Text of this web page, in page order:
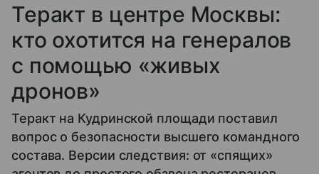
Теракт в центре Москвы:
кто охотится на генералов
с помощью «живых
дронов»
Теракт на Кудринской площади поставил
вопрос о безопасности высшего командного
состава. Версии следствия: от «спящих»